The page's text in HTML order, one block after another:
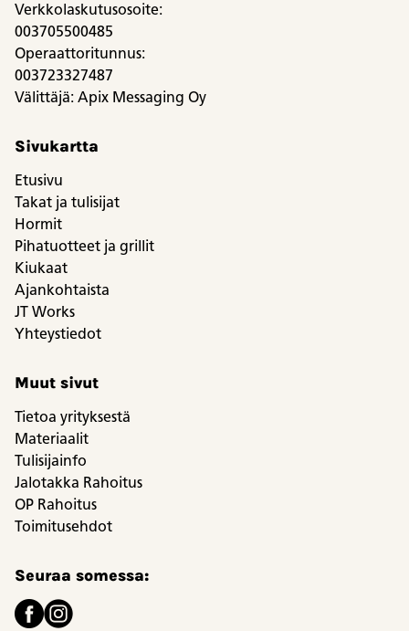
Verkkolaskutusosoite:
003705500485
Operaattoritunnus:
003723327487
Välittäjä: Apix Messaging Oy
Sivukartta
Etusivu
Takat ja tulisijat
Hormit
Pihatuotteet ja grillit
Kiukaat
Ajankohtaista
JT Works
Yhteystiedot
Muut sivut
Tietoa yrityksestä
Materiaalit
Tulisijainfo
Jalotakka Rahoitus
OP Rahoitus
Toimitusehdot
Seuraa somessa: